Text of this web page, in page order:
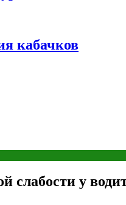
кабачков
слабости у